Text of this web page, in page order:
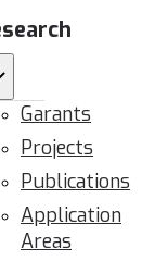
Garants
Projects
Publications
Application
Areas